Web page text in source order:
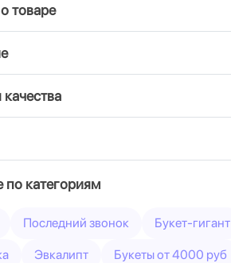
товаре
качества
категориям
Последний звонок Букет-гигант
Эвкалипт Букеты от 4000 руб